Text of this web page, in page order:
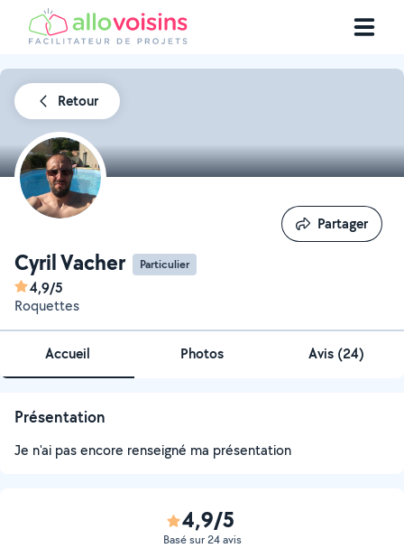
Retour
Cyril Vacher Particulier
4,9/5
Roquettes
Partager
Partager
Accueil Photos Avis (24)
Présentation
Je n'ai pas encore renseigné ma présentation
4,9/5
Basé sur 24 avis